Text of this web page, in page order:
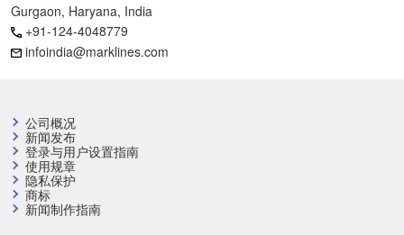
Gurgaon, Haryana, India
+91-124-4048779
infoindia@marklines.com
公司概况
新闻发布
登录与用户设置指南
使用规章
隐私保护
商标
新闻制作指南